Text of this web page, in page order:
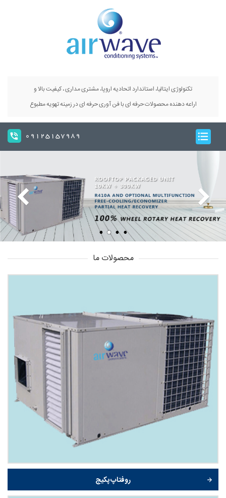
تکنولوژی ایتالیا، استاندارد اتحادیه اروپا، مشتری مداری ، کیفیت بالا و
اراعه دهنده محصولات حرفه ای با فن آوری حرفه ای در زمینه تهویه مطبوع
09125157989
محصولات ما
روفتاپ پکیج